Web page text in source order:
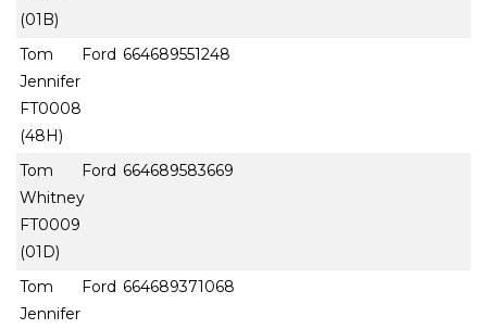
(01B)
Tom Ford
Jennifer
FT0008
(48H)
664689551248
Tom Ford
Whitney
FT0009
(01D)
664689583669
Tom Ford
Jennifer
664689371068